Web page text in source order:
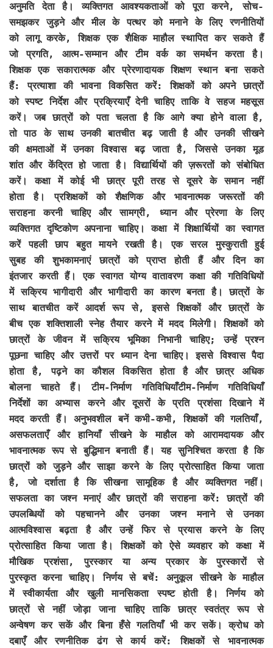
अनुमति देता है। व्यक्तिगत आवश्यकताओं को पूरा करने, सोच-
समझकर जुड़ने और मील के पत्थर को मनाने के लिए रणनीतियों
को लागू करके, शिक्षक एक शैक्षिक माहौल स्थापित कर सकते हैं
जो प्रगति, आत्म-सम्मान और टीम वर्क का समर्थन करता है।
शिक्षक एक सकारात्मक और प्रेरणादायक शिक्षण स्थान बना सकते
हैं: प्रत्याशा की भावना विकसित करें: शिक्षकों को अपने छात्रों
को स्पष्ट निर्देश और प्रक्रियाएँ देनी चाहिए ताकि वे सहज महसूस
करें। जब छात्रों को पता चलता है कि आगे क्या होने वाला है,
तो पाठ के साथ उनकी बातचीत बढ़ जाती है और उनकी सीखने
की क्षमताओं में उनका विश्वास बढ़ जाता है, जिससे उनका मूड
शांत और केंद्रित हो जाता है। विद्यार्थियों की ज़रूरतों को संबोधित
करें। कक्षा में कोई भी छात्र पूरी तरह से दूसरे के समान नहीं
होता है। प्रशिक्षकों को शैक्षणिक और भावनात्मक जरूरतों की
सराहना करनी चाहिए और सामग्री, ध्यान और प्रेरणा के लिए
व्यक्तिगत दृष्टिकोण अपनाना चाहिए। कक्षा में शिक्षार्थियों का स्वागत
करें पहली छाप बहुत मायने रखती है। एक सरल मुस्कुराती हुई
सुबह की शुभकामनाएं छात्रों को प्राप्त होती हैं और दिन का
इंतजार करती हैं। एक स्वागत योग्य वातावरण कक्षा की गतिविधियों
में सक्रिय भागीदारी और भागीदारी का कारण बनता है। छात्रों के
साथ बातचीत करें आदर्श रूप से, इससे शिक्षकों और छात्रों के
बीच एक शक्तिशाली स्नेह तैयार करने में मदद मिलेगी। शिक्षकों को
छात्रों के जीवन में सक्रिय भूमिका निभानी चाहिए; उन्हें प्रश्न
पूछना चाहिए और उत्तरों पर ध्यान देना चाहिए। इससे विश्वास पैदा
होता है, पढ़ने का कौशल विकसित होता है और छात्र अधिक
बोलना चाहते हैं। टीम-निर्माण गतिविधियाँटीम-निर्माण गतिविधियाँ
निर्देशों का अभ्यास करने और दूसरों के प्रति प्रशंसा दिखाने में
मदद करती हैं। अनुभवशील बनें कभी-कभी, शिक्षकों की गलतियाँ,
असफलताएँ और हानियाँ सीखने के माहौल को आरामदायक और
भावनात्मक रूप से बुद्धिमान बनाती हैं। यह सुनिश्चित करता है कि
छात्रों को जुड़ने और साझा करने के लिए प्रोत्साहित किया जाता
है, जो दर्शाता है कि सीखना सामूहिक है और व्यक्तिगत नहीं।
सफलता का जश्न मनाएं और छात्रों की सराहना करें: छात्रों की
उपलब्धियों को पहचानने और उनका जश्न मनाने से उनका
आत्मविश्वास बढ़ता है और उन्हें फिर से प्रयास करने के लिए
प्रोत्साहित किया जाता है। शिक्षकों को ऐसे व्यवहार को कक्षा में
मौखिक प्रशंसा, पुरस्कार या अन्य प्रकार के पुरस्कारों से
पुरस्कृत करना चाहिए। निर्णय से बचें: अनुकूल सीखने के माहौल
में स्वीकार्यता और खुली मानसिकता स्पष्ट होती है। निर्णय को
छात्रों से नहीं जोड़ा जाना चाहिए ताकि छात्र स्वतंत्र रूप से
अन्वेषण कर सकें और बिना हँसे गलतियाँ भी कर सकें। क्रोध को
दबाएँ और रणनीतिक ढंग से कार्य करें: शिक्षकों से भावनात्मक